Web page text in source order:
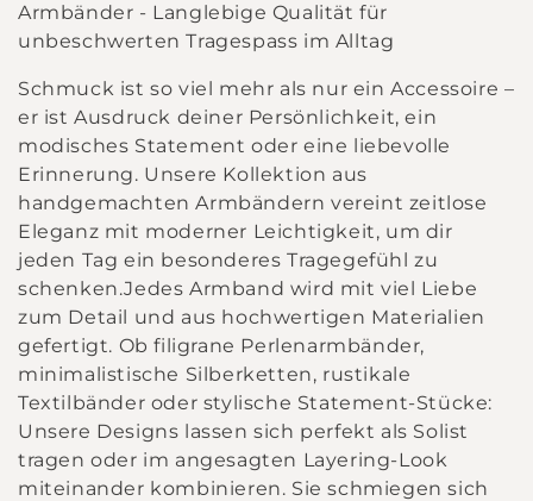
l
e
c
t
i
o
n
:
Armbänder - Langlebige Qualität für
unbeschwerten Tragespass im Alltag
Schmuck ist so viel mehr als nur ein Accessoire –
er ist Ausdruck deiner Persönlichkeit, ein
modisches Statement oder eine liebevolle
Erinnerung. Unsere Kollektion aus
handgemachten Armbändern vereint zeitlose
Eleganz mit moderner Leichtigkeit, um dir
jeden Tag ein besonderes Tragegefühl zu
schenken.Jedes Armband wird mit viel Liebe
zum Detail und aus hochwertigen Materialien
gefertigt. Ob filigrane Perlenarmbänder,
minimalistische Silberketten, rustikale
Textilbänder oder stylische Statement-Stücke:
Unsere Designs lassen sich perfekt als Solist
tragen oder im angesagten Layering-Look
miteinander kombinieren. Sie schmiegen sich